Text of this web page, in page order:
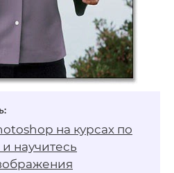
на курсах по
и научитесь